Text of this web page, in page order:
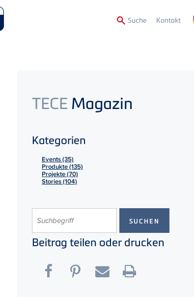
Suche Kontakt
TECE Magazin
Kategorien
Events (35)
Produkte (135)
Projekte (70)
Stories (104)
Beitrag teilen oder drucken